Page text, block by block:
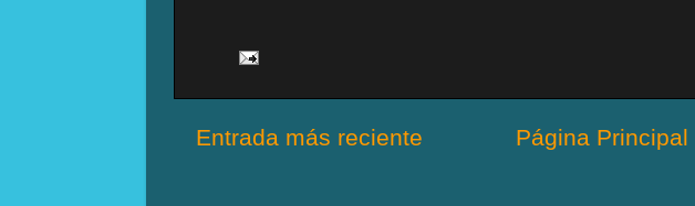
Entrada más reciente Página Principal